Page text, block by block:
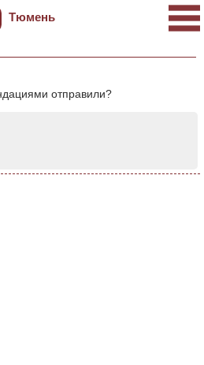
Тюмень
отправили?